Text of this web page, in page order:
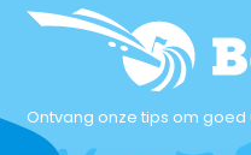
Ontvang onze tips om